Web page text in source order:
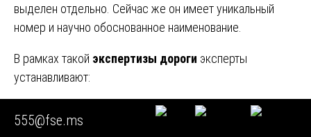
выделен отдельно. Сейчас же он имеет уникальный
номер и научно обоснованное наименование.
В рамках такой экспертизы дороги эксперты
устанавливают:
Соответствует ли участок дороги действующим
нормативам обустройства.
555@fse.ms